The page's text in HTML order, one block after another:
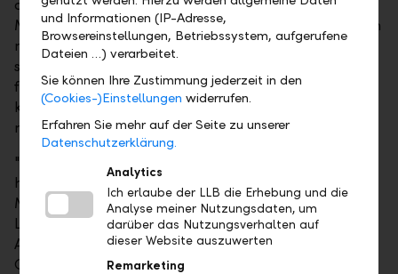
deutliche Kostenersparnis, weil Arbeitsaufwände,
Material- und Portokosten entfallen. Kunden können
mit eBill über das E-Banking der LLB bequem und
schnell Rechnungen empfangen, kontrollieren und
freigeben. Bei regelmässigen Rechnungseingängen
kann die Bezahlung für bestimmte Rechnungssteller
mittels Dauerfreigabe automatisiert erfolgen.
"Mit eBill setzen wir auf eine innovative und
hocheffiziente digitale Lösung für Kunden, die unsere
Mobile- und Online-Banking-Lösungen nutzen. Die
LLB ist in Liechtenstein die erste Bank mit diesem
Angebot", erklärt Urs Müller, Leiter Division Retail &
Corporate Banking der LLB-Gruppe.
und Informationen (IP-Adresse,
Browsereinstellungen, Betriebssystem, aufgerufene
Dateien …) verarbeitet.
Sie können Ihre Zustimmung jederzeit in den
(Cookies-)Einstellungen widerrufen.
Erfahren Sie mehr auf der Seite zu unserer
Datenschutzerklärung.
Analytics
Ich erlaube der LLB die Erhebung und die
Analyse meiner Nutzungsdaten, um
darüber das Nutzungsverhalten auf
dieser Website auszuwerten
Remarketing